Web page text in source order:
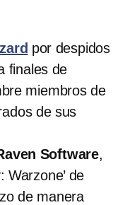
por despidos
finales de
miembros de
de sus
Software,
Warzone’ de
de manera